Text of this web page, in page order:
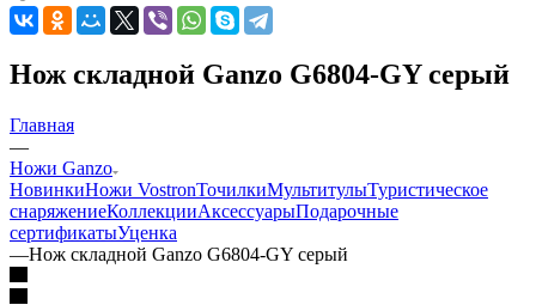
Нож складной Ganzo G6804-GY серый
Главная
—
Ножи Ganzo
НовинкиНожи VostronТочилкиМультитулыТуристическое
снаряжениеКоллекцииАксессуарыПодарочные
сертификатыУценка
—Нож складной Ganzo G6804-GY серый